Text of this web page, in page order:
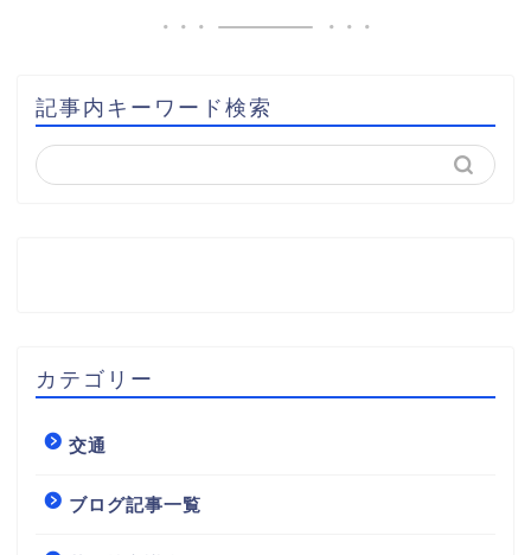
記事内キーワード検索
カテゴリー
交通
ブログ記事一覧